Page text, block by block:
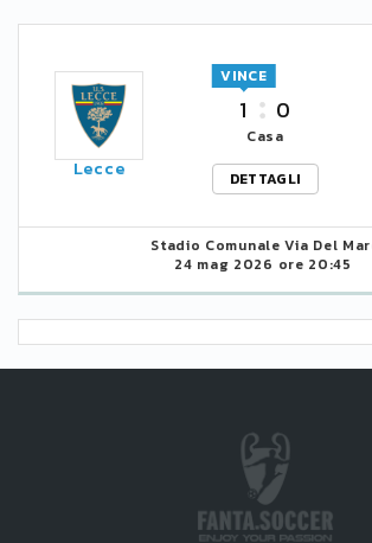
Lecce
1
VINCE
0
Casa
DETTAGLI
Stadio Comunale Via Del
24 mag 2026 ore 20:45